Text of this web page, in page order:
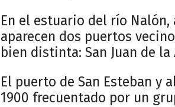
En el estuario del río Nalón,
aparecen dos puertos
bien distinta: San Juan de la
El puerto de San Esteban y
1900 frecuentado por un